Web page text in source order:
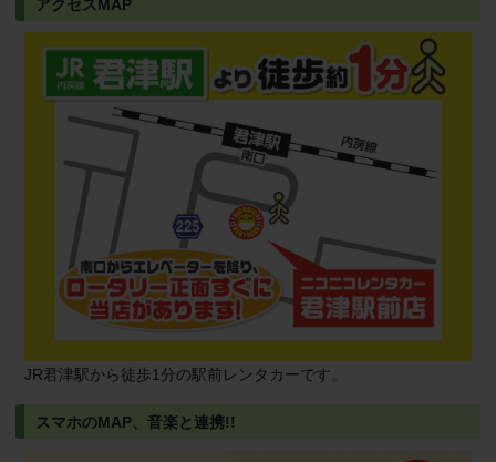
アクセスMAP
JR君津駅から徒歩1分の駅前レンタカーです。
スマホのMAP、音楽と連携!!